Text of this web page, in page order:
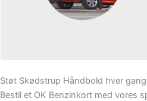
Støt Skødstrup Håndbold hver
Bestil et OK Benzinkort med vores